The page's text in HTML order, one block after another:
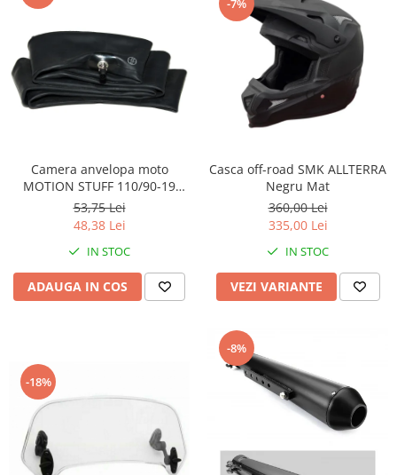
Protectii furca/telescop
Sa
Scut Motor
Spatar
Accesorii
Ax roata Puig
Butuc roata
Piulita roata
Roti complete
Suspensie
Aerisitoare telescoape
Amortizoare fata
Amortizoare spate
Protectii telescoape
Camera anvelopa moto
MOTION STUFF 110/90-19
cauciuc butil (1.1mm)
53,75 Lei
48,38 Lei
IN STOC
ADAUGA IN COS
-7%
Casca off-road SMK ALLTERRA
Negru Mat
360,00 Lei
335,00 Lei
IN STOC
VEZI VARIANTE
-18%
-8%